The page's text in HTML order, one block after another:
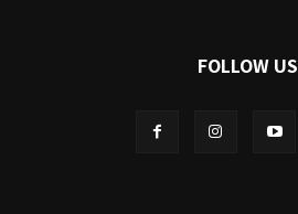
FOLLOW US